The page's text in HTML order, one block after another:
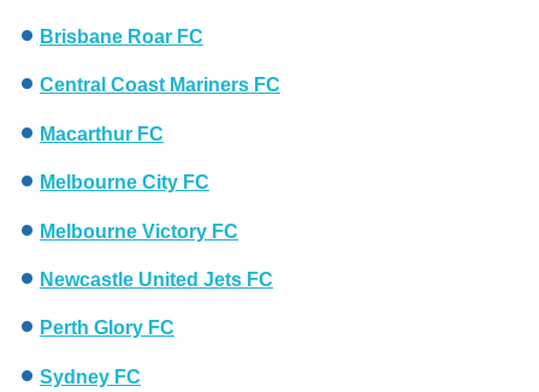
Brisbane Roar FC
Central Coast Mariners FC
Macarthur FC
Melbourne City FC
Melbourne Victory FC
Newcastle United Jets FC
Perth Glory FC
Sydney FC